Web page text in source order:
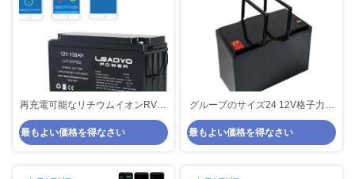
再充電可能なリチウムイオンRVバ
ッテリー 12v 150Ah LiFePO4 深
循環休憩バッテリー
最もよい価格を得なさい
グループのサイズ24 12V格子力の
ための深い周期のリチウムRV電池
LiFePO4
最もよい価格を得なさい